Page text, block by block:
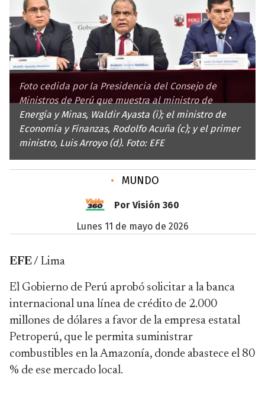
Foto cedida por la Presidencia del Consejo de
Ministros de Perú que muestra al ministro de
Energía y Minas, Waldir Ayasta (i); el ministro de
Economía y Finanzas, Rodolfo Acuña (c); y el primer
ministro, Luis Arroyo (d). Foto: EFE
• MUNDO
Por Visión 360
lunes 11 de mayo de 2026
EFE / Lima
El Gobierno de Perú aprobó solicitar a la banca
internacional una línea de crédito de 2.000
millones de dólares a favor de la empresa estatal
Petroperú, que le permita suministrar
combustibles en la Amazonía, donde abastece el 80
% de ese mercado local.